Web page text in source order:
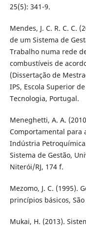
25(5): 341-9.
Mendes, J. C. R. C. C.
de um Sistema de
Trabalho numa rede
combustíveis de
(Dissertação de
IPS, Escola Superior
Tecnologia, Portugal.
Meneghetti, A. A.
Comportamental para
Indústria
Sistema de Gestão,
Niterói/RJ, 174 f.
Mezomo, J. C. (1995).
princípios básicos, São
Mukai, H. (2013).